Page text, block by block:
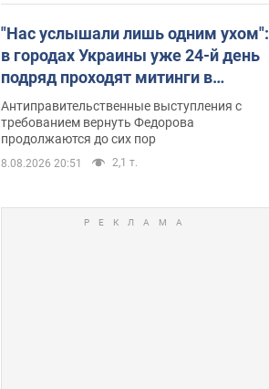
"Нас услышали лишь одним ухом":
в городах Украины уже 24-й день
подряд проходят митинги в
поддержку Федорова. Фото и
видео
Антиправительственные выступления с
требованием вернуть Федорова
продолжаются до сих пор
8.08.2026 20:51 2,1 т.